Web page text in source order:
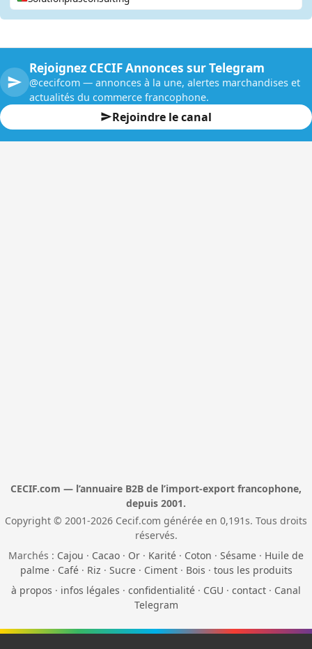
Rejoignez CECIF Annonces sur Telegram
@cecifcom — annonces à la une, alertes marchandises et
actualités du commerce francophone.
Rejoindre le canal
CECIF.com — l’annuaire B2B de l’import-export francophone,
depuis 2001.
Copyright © 2001-2026 Cecif.com générée en 0,191s. Tous droits
réservés.
Marchés : Cajou · Cacao · Or · Karité · Coton · Sésame · Huile de
palme· Café· Riz · Sucre· Ciment· Bois · tous les produits
à propos · infos légales · confidentialité · CGU · contact · Canal
Telegram